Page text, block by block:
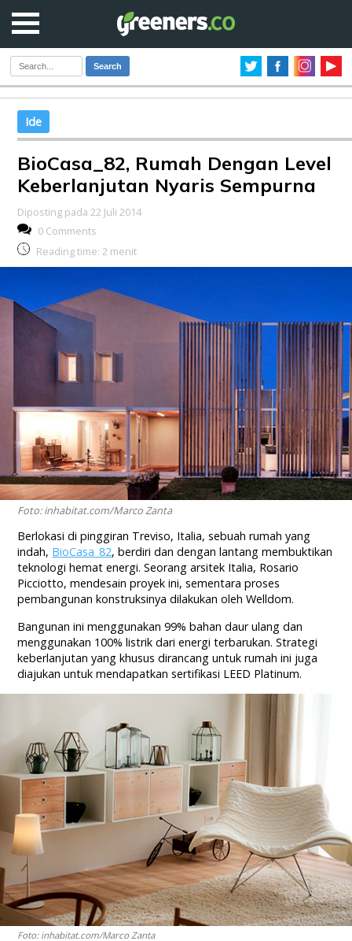
Search
Ide
BioCasa_82, Rumah Dengan Level
Keberlanjutan Nyaris Sempurna
Diposting pada 22 Juli 2014
0 Comments
Reading time: 2 menit
Foto: inhabitat.com/Marco Zanta
Berlokasi di pinggiran Treviso, Italia, sebuah rumah yang
indah, BioCasa_82, berdiri dan dengan lantang membuktikan
teknologi hemat energi. Seorang arsitek Italia, Rosario
Picciotto, mendesain proyek ini, sementara proses
pembangunan konstruksinya dilakukan oleh Welldom.
Bangunan ini menggunakan 99% bahan daur ulang dan
menggunakan 100% listrik dari energi terbarukan. Strategi
keberlanjutan yang khusus dirancang untuk rumah ini juga
diajukan untuk mendapatkan sertifikasi LEED Platinum.
Foto: inhabitat.com/Marco Zanta